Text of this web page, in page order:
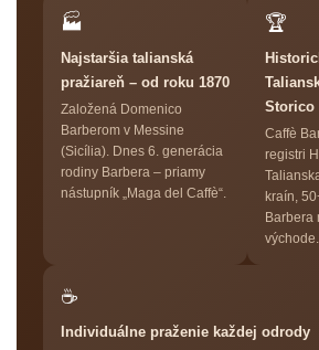
🏭
Najstaršia talianská
pražiareň – od roku 1870
Založená Domenico
Barberom v Messine
(Sicília). Dnes 6. generácia
rodiny Barbera – priamy
nástupník „Maga del Caffè“.
🏆
Storico
Caffè
registri
kraín,
Barbera
východe.
☕
Individuálne praženie každej odrody